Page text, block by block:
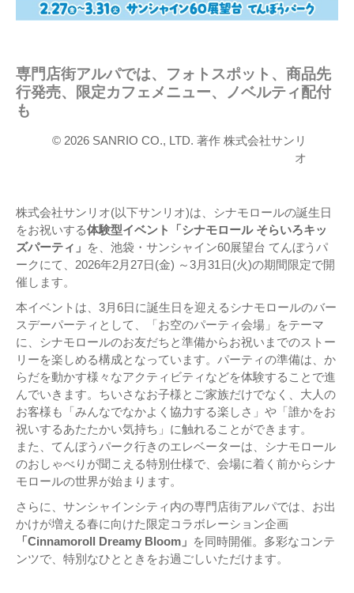
専門店街アルパでは、フォトスポット、商品先
行発売、限定カフェメニュー、ノベルティ配付
も
© 2026 SANRIO CO., LTD. 著作 株式会社サンリ
オ
株式会社サンリオ(以下サンリオ)は、シナモロールの誕生日
をお祝いする体験型イベント「シナモロール そらいろキッ
ズパーティ」 を、池袋・サンシャイン60展望台 てんぼうパ
ークにて、2026年2月27日(金) ～3月31日(火)の期間限定で開
催します。
本イベントは、3月6日に誕生日を迎えるシナモロールのバー
スデーパーティとして、「お空のパーティ会場」をテーマ
に、シナモロールのお友だちと準備からお祝いまでのストー
リーを楽しめる構成となっています。パーティの準備は、か
らだを動かす様々なアクティビティなどを体験することで進
んでいきます。ちいさなお子様とご家族だけでなく、大人の
お客様も「みんなでなかよく協力する楽しさ」や「誰かをお
祝いするあたたかい気持ち」に触れることができます。
また、てんぼうパーク行きのエレベーターは、シナモロール
のおしゃべりが聞こえる特別仕様で、会場に着く前からシナ
モロールの世界が始まります。
さらに、サンシャインシティ内の専門店街アルパでは、お出
かけが増える春に向けた限定コラボレーション企画
「Cinnamoroll Dreamy Bloom」 を同時開催。多彩なコンテ
ンツで、特別なひとときをお過ごしいただけます。